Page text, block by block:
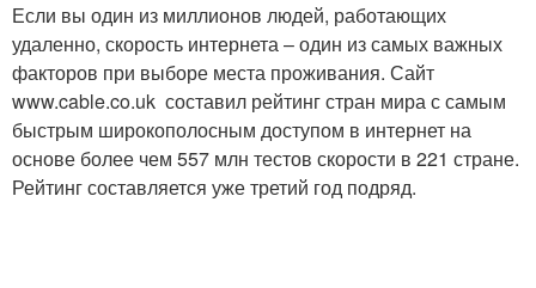
Если вы один из миллионов людей, работающих
удаленно, скорость интернета – один из самых важных
факторов при выборе места проживания. Сайт
www.cable.co.uk составил рейтинг стран мира с самым
быстрым широкополосным доступом в интернет на
основе более чем 557 млн тестов скорости в 221 стране.
Рейтинг составляется уже третий год подряд.